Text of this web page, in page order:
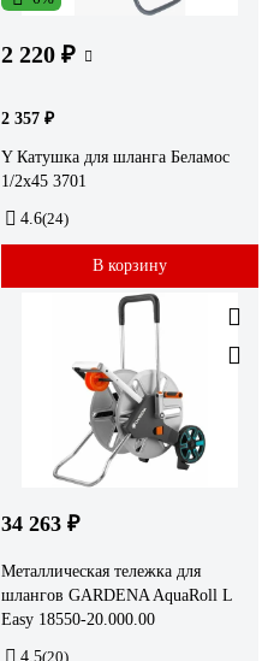
2 220 ₽
2 357 ₽
Y Катушка для шланга Беламос
1/2x45 3701
4.6(24)
В корзину
34 263 ₽
Металлическая тележка для
шлангов GARDENA AquaRoll L
Easy 18550-20.000.00
4.5(20)